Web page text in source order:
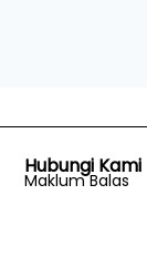
Hubungi Kami
Maklum Balas